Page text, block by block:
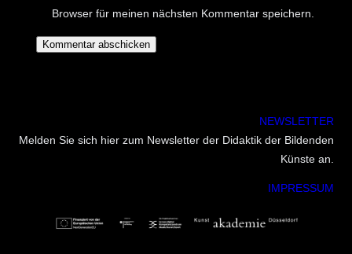
Browser für meinen nächsten Kommentar speichern.
NEWSLETTER
Melden Sie sich hier zum Newsletter der Didaktik der Bildenden
Künste an.
IMPRESSUM